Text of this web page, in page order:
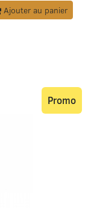
Ajouter au panier
Promo